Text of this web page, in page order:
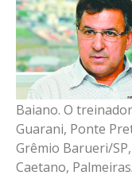
Baiano. O
Guarani, Ponte
Grêmio Barueri/SP,
Caetano,